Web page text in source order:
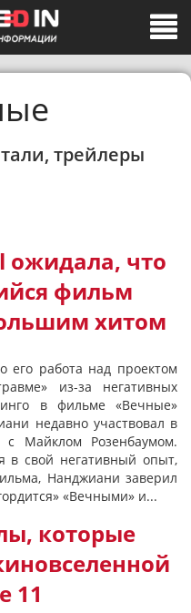
трейлеры
ожидала, что
фильм
хитом
его работа над проектом
из-за негативных
в фильме «Вечные»
недавно участвовал в
Майклом Розенбаумом.
в свой негативный опыт,
Нанджиани заверил
«Вечными» и...
которые
11